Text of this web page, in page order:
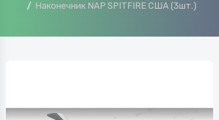
Наконечник NAP SPITFIRE США (3шт.)